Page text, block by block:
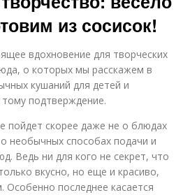
Шашлык из сосисок
из сосисок!
вдохновение для творческих
о которых мы расскажем в
кушаний для детей и
тому подтверждение.
пойдет скорее даже не о блюдах
необычных способах подачи и
Ведь ни для кого не секрет, что
вкусно, но еще и красиво,
Особенно последнее касается